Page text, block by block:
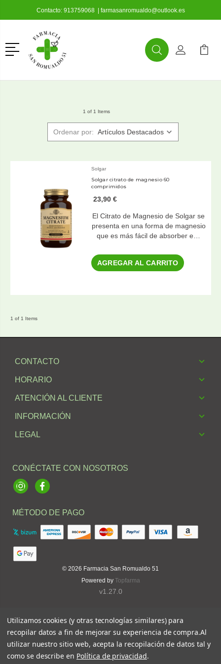
Contacto: 913759068| farmasanromualdo@outlook.es
Menú
BuscarMi Cuenta
Mi
1 of 1 Items
Ordenar por:
Solgar
Solgar citrato de magnesio 60
comprimidos
23,90 €
El Citrato de Magnesio de Solgar se
presenta en una forma de magnesio
que es más fácil de absorber e…
AGREGAR AL CARRITO
1 of 1 Items
CONTACTO
HORARIO
ATENCIÓN AL CLIENTE
INFORMACIÓN
LEGAL
CONÉCTATE CON NOSOTROS
InstagramFacebook
MÉTODO DE PAGO
© 2026 Farmacia San Romualdo 51
Powered by Topfarma
v1.27.0
Utilizamos cookies (y otras tecnologías similares) para
recopilar datos a fin de mejorar su experiencia de compra.Al
utilizar nuestro sitio web, acepta la recopilación de datos tal y
como se describe en Política de privacidad.